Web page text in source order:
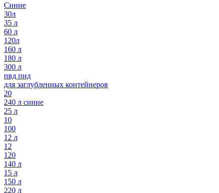
Синие
30л
35 л
60 л
120л
160 л
180 л
300 л
пвд пнд
для заглубленных контейнеров
20
240 л синие
25 л
10
100
12 л
12
120
140 л
15 л
150 л
220 л